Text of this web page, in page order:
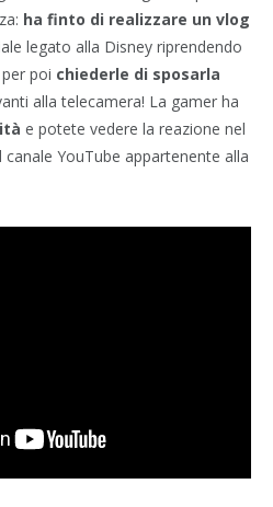
ha finto di realizzare un vlog
legato alla Disney riprendendo
poi chiederle di sposarla
alla telecamera! La gamer ha
e potete vedere la reazione nel
canale YouTube appartenente alla